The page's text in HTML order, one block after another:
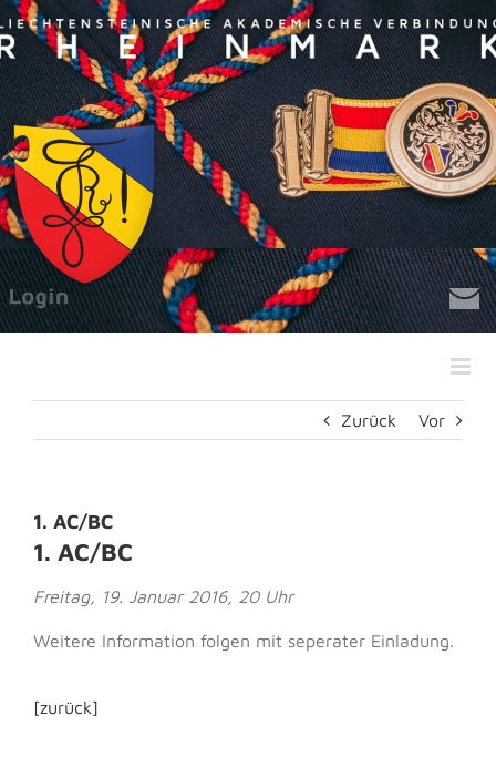
Zum
Inhalt
springen
Zurück Vor
1. AC/BC
1. AC/BC
Freitag, 19. Januar 2016, 20 Uhr
Weitere Information folgen mit seperater Einladung.
[zurück]